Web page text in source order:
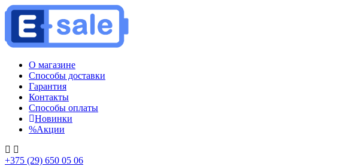
О магазине
Способы доставки
Гарантия
Контакты
Способы оплаты
Новинки
%Акции
+375 (29) 650 05 06